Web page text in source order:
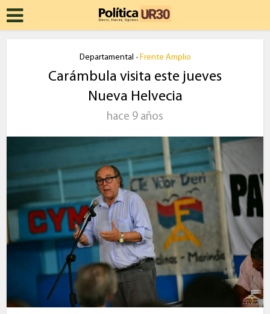
Departamental • Frente Amplio
Carámbula visita este jueves
Nueva Helvecia
hace 9 años